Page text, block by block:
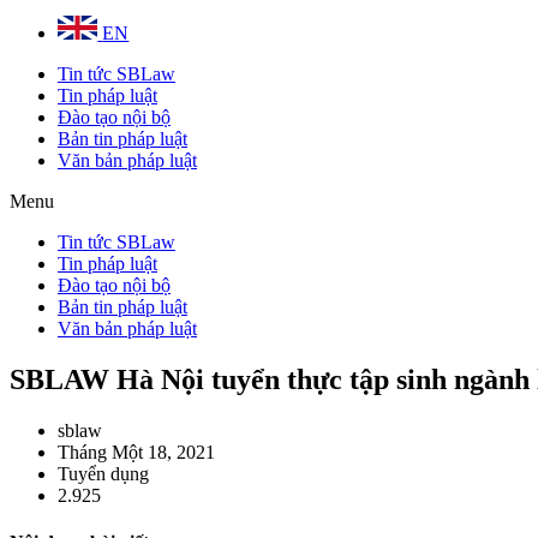
EN
Tin tức SBLaw
Tin pháp luật
Đào tạo nội bộ
Bản tin pháp luật
Văn bản pháp luật
Menu
Tin tức SBLaw
Tin pháp luật
Đào tạo nội bộ
Bản tin pháp luật
Văn bản pháp luật
SBLAW Hà Nội tuyển thực tập sinh
sblaw
Tháng Một 18, 2021
Tuyển dụng
2.925